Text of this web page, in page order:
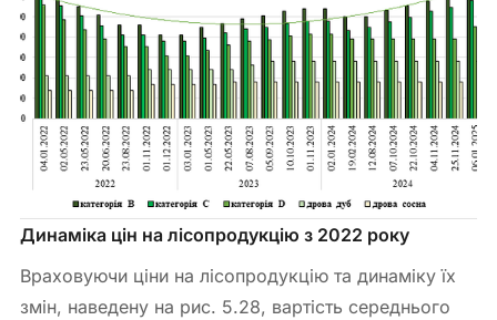
Динаміка цін на лісопродукцію з 2022 року
Враховуючи ціни на лісопродукцію та динаміку їх
змін, наведену на рис. 5.28, вартість середнього